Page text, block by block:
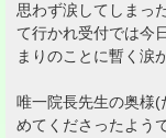
思わず涙してしまっ
て行かれ受付では今
まりのことに暫く涙
唯一院長先生の奥様(
めてくださったよう